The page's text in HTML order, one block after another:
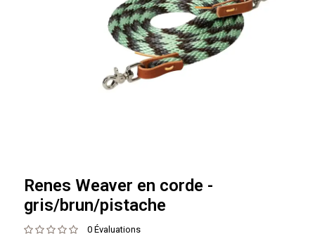
Renes Weaver en corde -
gris/brun/pistache
0 Évaluations